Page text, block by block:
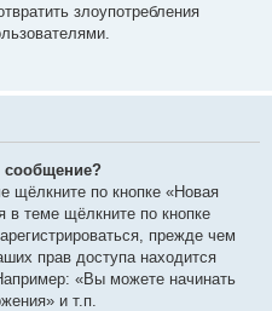
злоупотребления
сообщение?
щёлкните по кнопке «Новая
теме щёлкните по кнопке
прежде чем
прав доступа находится
«Вы можете начинать
и т.п.